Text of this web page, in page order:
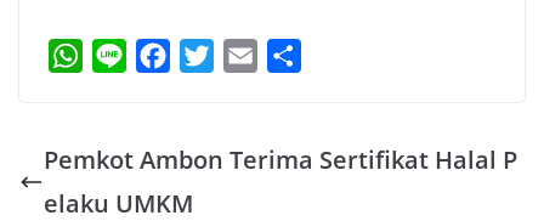
W
t
s
e
e
b
t
i
r
Pemkot Ambon Terima Sertifikat Halal P
elaku UMKM